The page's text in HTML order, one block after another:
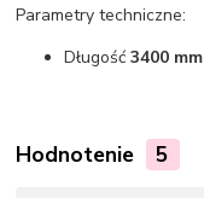
Parametry techniczne:
Długość3400 mm
Hodnotenie 5